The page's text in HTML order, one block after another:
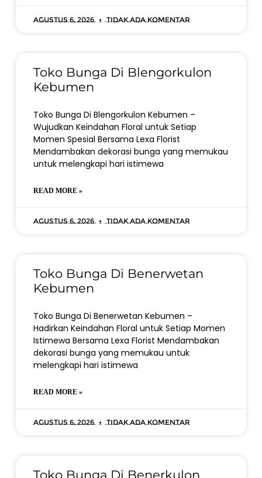
Agustus 6, 2026 Tidak ada komentar
Toko Bunga Di Blengorkulon
Kebumen
Toko Bunga Di Blengorkulon Kebumen –
Wujudkan Keindahan Floral untuk Setiap
Momen Spesial Bersama Lexa Florist
Mendambakan dekorasi bunga yang memukau
untuk melengkapi hari istimewa
READ MORE »
Agustus 6, 2026 Tidak ada komentar
Toko Bunga Di Benerwetan
Kebumen
Toko Bunga Di Benerwetan Kebumen –
Hadirkan Keindahan Floral untuk Setiap Momen
Istimewa Bersama Lexa Florist Mendambakan
dekorasi bunga yang memukau untuk
melengkapi hari istimewa
READ MORE »
Agustus 6, 2026 Tidak ada komentar
Toko Bunga Di Benerkulon